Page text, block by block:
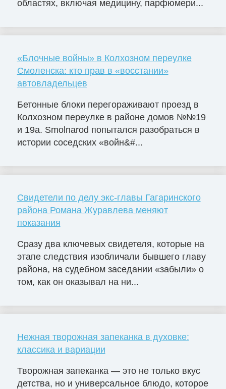
областях, включая медицину, парфюмери...
«Блочные войны» в Колхозном переулке
Смоленска: кто прав в «восстании»
автовладельцев
Бетонные блоки перегораживают проезд в
Колхозном переулке в районе домов №№19
и 19а. Smolnarod попытался разобраться в
истории соседских «войн&#...
Свидетели по делу экс-главы Гагаринского
района Романа Журавлева меняют
показания
Сразу два ключевых свидетеля, которые на
этапе следствия изобличали бывшего главу
района, на судебном заседании «забыли» о
том, как он оказывал на ни...
Нежная творожная запеканка в духовке:
классика и вариации
Творожная запеканка — это не только вкус
детства, но и универсальное блюдо, которое